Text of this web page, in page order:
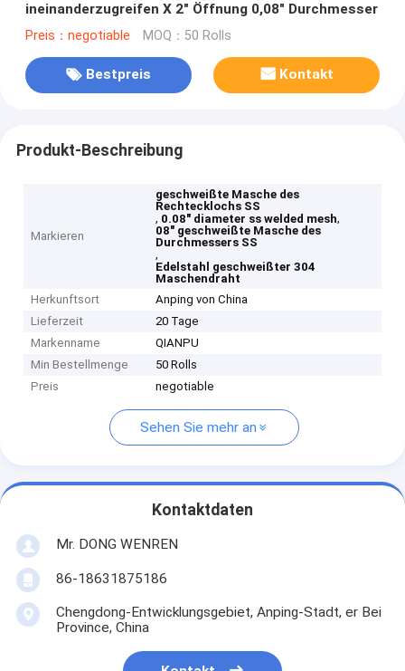
ineinanderzugreifen X 2" Öffnung 0,08" Durchmesser
Preis：negotiable MOQ：50 Rolls
Bestpreis Kontakt
Produkt-Beschreibung
Markieren
geschweißte Masche des
Rechtecklochs SS
, 0.08" diameter ss welded mesh,
08" geschweißte Masche des
Durchmessers SS
,
Edelstahl geschweißter 304
Maschendraht
Herkunftsort
Anping von China
Lieferzeit
20 Tage
Markenname
QIANPU
Min Bestellmenge
50 Rolls
Preis
negotiable
Sehen Sie mehr an
Kontaktdaten
Mr. DONG WENREN
86-18631875186
Chengdong-Entwicklungsgebiet, Anping-Stadt, er Bei
Province, China